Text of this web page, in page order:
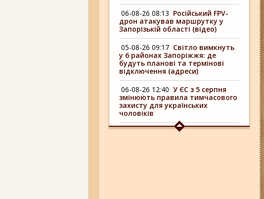
06-08-26 08:13 Російський FPV-
дрон атакував маршрутку у
Запорізькій області (відео)
05-08-26 09:17 Світло вимкнуть
у 6 районах Запоріжжя: де
будуть планові та термінові
відключення (адреси)
06-08-26 12:40 У ЄС з 5 серпня
змінюють правила тимчасового
захисту для українських
чоловіків
04-08-26 09:16 У 6 районах